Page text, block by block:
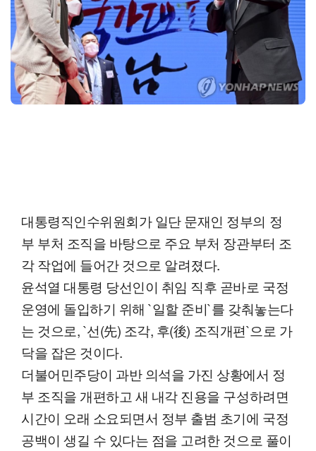
대통령직인수위원회가 일단 문재인 정부의 정
부 부처 조직을 바탕으로 주요 부처 장관부터 조
각 작업에 들어간 것으로 알려졌다.
윤석열 대통령 당선인이 취임 직후 곧바로 국정
운영에 돌입하기 위해 `일할 준비`를 갖춰놓는다
는 것으로, `선(先) 조각, 후(後) 조직개편`으로 가
닥을 잡은 것이다.
더불어민주당이 과반 의석을 가진 상황에서 정
부 조직을 개편하고 새 내각 진용을 구성하려면
시간이 오래 소요되면서 정부 출범 초기에 국정
공백이 생길 수 있다는 점을 고려한 것으로 풀이